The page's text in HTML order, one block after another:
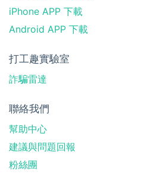
iPhone APP 下載
Android APP 下載
打工趣實驗室
詐騙雷達
聯絡我們
幫助中心
建議與問題回報
粉絲團